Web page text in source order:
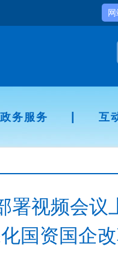
政务服务 互
署视频会议
国资国企